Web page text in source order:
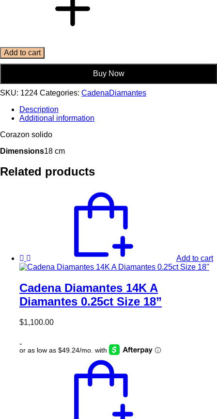
Add to cart
Buy Now
SKU: 1224 Categories: CadenaDiamantes
Description
Additional information
Corazon solido
Dimensions18 cm
Related products
Add to cart
Cadena Diamantes 14K A
Diamantes 0.25ct Size 18”
$1,100.00
-